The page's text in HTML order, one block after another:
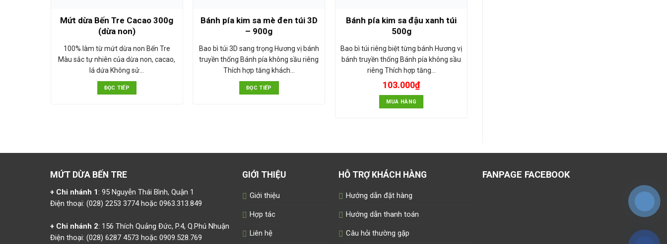
Mứt dừa Bến Tre Cacao 300g
(dừa non)
100% làm từ mứt dừa non Bến Tre
Màu sắc tự nhiên của dừa non, cacao,
lá dứa Không sử…
ĐỌC TIẾP
Bánh pía kim sa mè đen túi 3D
– 900g
Bao bì túi 3D sang trọng Hương vị bánh
truyền thống Bánh pía không sầu riêng
Thích hợp tăng khách…
ĐỌC TIẾP
Bánh pía kim sa đậu xanh túi
500g
Bao bì túi riêng biệt từng bánh Hương vị
bánh truyền thống Bánh pía không sầu
riêng Thích hợp tăng…
103.000₫
MUA HÀNG
MỨT DỪA BẾN TRE
+ Chi nhánh 1: 95 Nguyễn Thái Bình, Quận 1
Điện thoại: (028) 2253 3774 hoặc 0963.313.849
+ Chi nhánh 2: 156 Thích Quảng Đức, P.4, Q.Phú Nhuận
Điện thoại: (028) 6287 4573 hoặc 0909.528.769
GIỚI THIỆU
Giới thiệu
Hợp tác
Liên hệ
HỖ TRỢ KHÁCH HÀNG
Hướng dẫn đặt hàng
Hướng dẫn thanh toán
Câu hỏi thường gặp
FANPAGE FACEBOOK